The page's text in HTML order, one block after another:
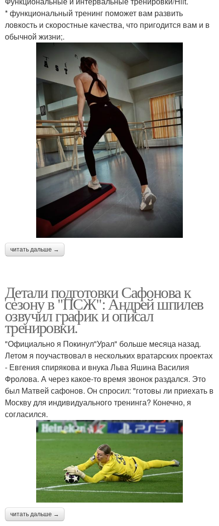
* функциональный тренинг поможет вам развить
ловкость и скоростные качества, что пригодится вам и в
обычной жизни;.
читать дальше →
Детали подготовки Сафонова к
сезону в "ПСЖ": Андрей шпилев
озвучил график и описал
тренировки.
"Официально я Покинул"Урал" больше месяца назад.
Летом я поучаствовал в нескольких вратарских проектах
- Евгения спирякова и внука Льва Яшина Василия
Фролова. А через какое-то время звонок раздался. Это
был Матвей сафонов. Он спросил: "готовы ли приехать в
Москву для индивидуального тренинга? Конечно, я
согласился.
читать дальше →